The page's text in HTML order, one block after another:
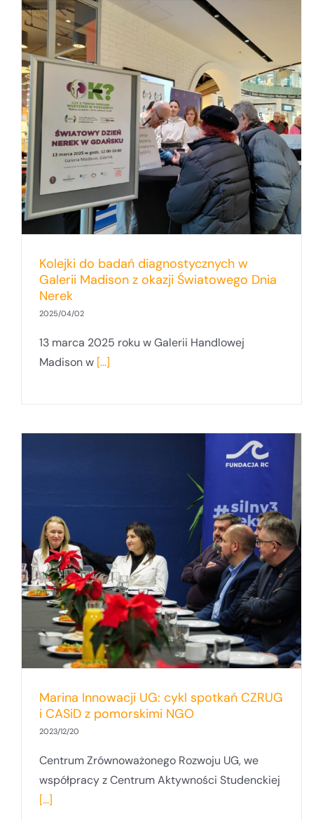
Kolejki do badań diagnostycznych w
Galerii Madison z okazji Światowego Dnia
Nerek
2025/04/02
13 marca 2025 roku w Galerii Handlowej
Madison w [...]
Centrum Zrównoważonego Rozwoju UG
– zapraszamy do współpracy w 2025
roku
Marina Innowacji UG: cykl spotkań CZRUG
i CASiD z pomorskimi NGO
2023/12/20
Centrum Zrównoważonego Rozwoju UG, we
współpracy z Centrum Aktywności Studenckiej
[...]